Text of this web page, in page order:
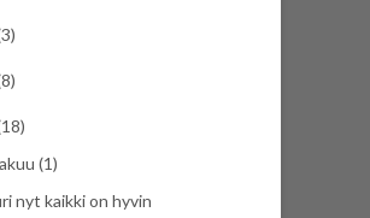
(1)
nyt kaikki on hyvin